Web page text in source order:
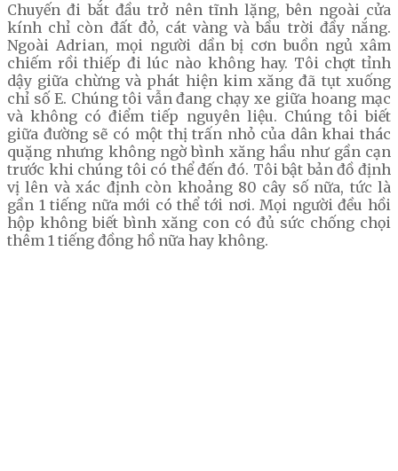
Chuyến đi bắt đầu trở nên tĩnh lặng, bên ngoài cửa
kính chỉ còn đất đỏ, cát vàng và bầu trời đầy nắng.
Ngoài Adrian, mọi người dần bị cơn buồn ngủ xâm
chiếm rồi thiếp đi lúc nào không hay. Tôi chợt tỉnh
dậy giữa chừng và phát hiện kim xăng đã tụt xuống
chỉ số E. Chúng tôi vẫn đang chạy xe giữa hoang mạc
và không có điểm tiếp nguyên liệu. Chúng tôi biết
giữa đường sẽ có một thị trấn nhỏ của dân khai thác
quặng nhưng không ngờ bình xăng hầu như gần cạn
trước khi chúng tôi có thể đến đó. Tôi bật bản đồ định
vị lên và xác định còn khoảng 80 cây số nữa, tức là
gần 1 tiếng nữa mới có thể tới nơi. Mọi người đều hồi
hộp không biết bình xăng con có đủ sức chống chọi
thêm 1 tiếng đồng hồ nữa hay không.